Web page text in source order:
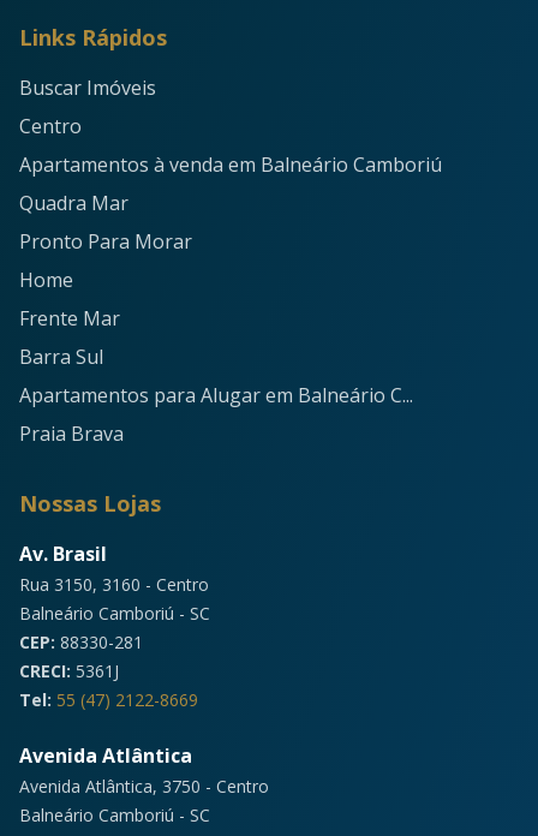
Links Rápidos
Buscar Imóveis
Centro
Apartamentos à venda em Balneário Camboriú
Quadra Mar
Pronto Para Morar
Home
Frente Mar
Barra Sul
Apartamentos para Alugar em Balneário C...
Praia Brava
Nossas Lojas
Av. Brasil
Rua 3150, 3160 - Centro
Balneário Camboriú - SC
CEP: 88330-281
CRECI: 5361J
Tel: 55 (47) 2122-8669
Avenida Atlântica
Avenida Atlântica, 3750 - Centro
Balneário Camboriú - SC